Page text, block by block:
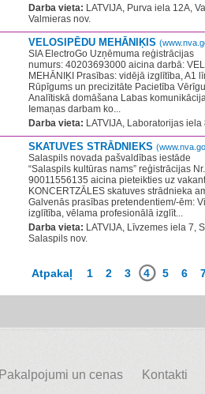
Darba vieta: LATVIJA, Purva iela 12A,
Valmieras nov.
VELOSIPĒDU MEHĀNIĶIS
SIA ElectroGo Uzņēmuma reģistrācijas
numurs: 40203693000 aicina darbā:
MEHĀNIĶI Prasības: vidējā izglītība, A1
Rūpīgums un precizitāte Pacietība
Analītiskā domāšana Labas
Iemaņas darbam ko...
Darba vieta: LATVIJA, Laboratorijas iela
SKATUVES STRĀDNIEKS
Salaspils novada pašvaldības iestāde
“Salaspils kultūras nams” reģistrācijas Nr.
90011556135 aicina pieteikties uz
KONCERTZĀLES skatuves strādnieka
Galvenās prasības pretendentiem/-ēm:
izglītība, vēlama profesionālā izglīt...
Darba vieta: LATVIJA, Līvzemes iela 7,
Salaspils nov.
Atpakaļ 1 2 3 4 5 6
Pakalpojumi un cenas Kontakti